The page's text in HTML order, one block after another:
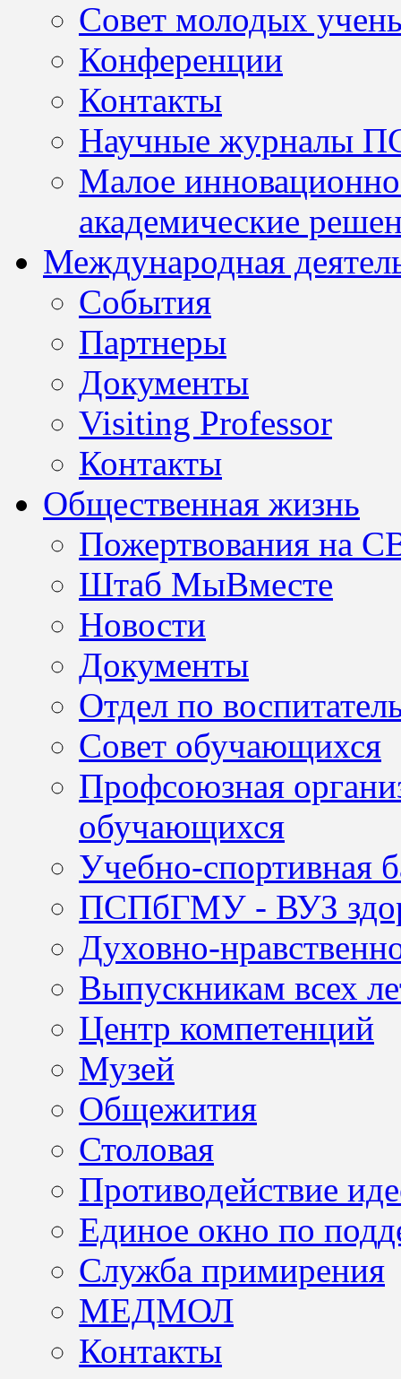
Совет молодых
Конференции
Контакты
Научные журналы
Малое
академические
Международная
События
Партнеры
Документы
Visiting Professor
Контакты
Общественная жизнь
Пожертвования на
Штаб МыВместе
Новости
Документы
Отдел по
Совет обучающихся
Профсоюзная
обучающихся
Учебно-спортивная
ПСПбГМУ - ВУЗ
Духовно-
Выпускникам всех
Центр компетенций
Музей
Общежития
Столовая
Противодействие
Единое окно по
Служба примирения
МЕДМОЛ
Контакты